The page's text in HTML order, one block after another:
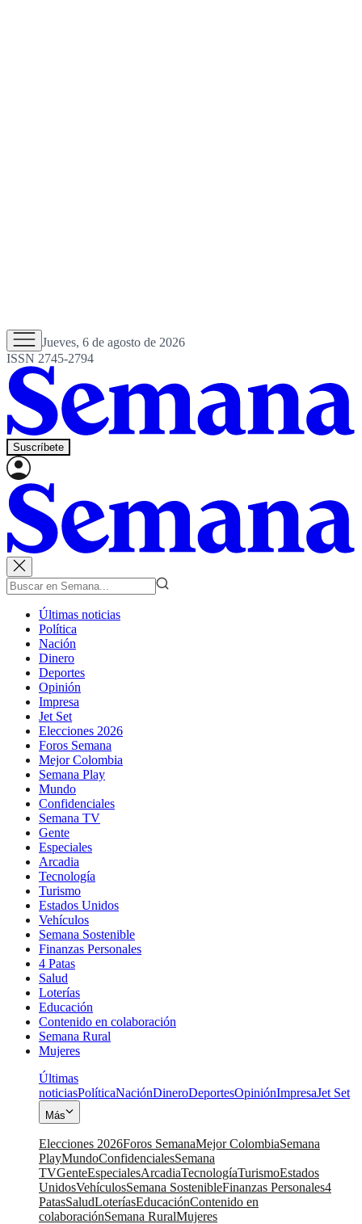
Jueves, 6 de agosto de 2026
ISSN 2745-2794
Suscríbete
Últimas noticias
Política
Nación
Dinero
Deportes
Opinión
Impresa
Jet Set
Elecciones 2026
Foros Semana
Mejor Colombia
Semana Play
Mundo
Confidenciales
Semana TV
Gente
Especiales
Arcadia
Tecnología
Turismo
Estados Unidos
Vehículos
Semana Sostenible
Finanzas Personales
4 Patas
Salud
Loterías
Educación
Contenido en colaboración
Semana Rural
Mujeres
Últimas
noticiasPolíticaNaciónDineroDeportesOpiniónImpresaJet Set
Más
Elecciones 2026Foros SemanaMejor ColombiaSemana
PlayMundoConfidencialesSemana
TVGenteEspecialesArcadiaTecnologíaTurismoEstados
UnidosVehículosSemana SostenibleFinanzas Personales4
PatasSaludLoteríasEducaciónContenido en
colaboraciónSemana RuralMujeres